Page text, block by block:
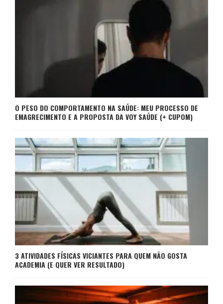
O PESO DO COMPORTAMENTO NA SAÚDE: MEU PROCESSO DE
EMAGRECIMENTO E A PROPOSTA DA VOY SAÚDE (+ CUPOM)
3 ATIVIDADES FÍSICAS VICIANTES PARA QUEM NÃO GOSTA
ACADEMIA (E QUER VER RESULTADO)